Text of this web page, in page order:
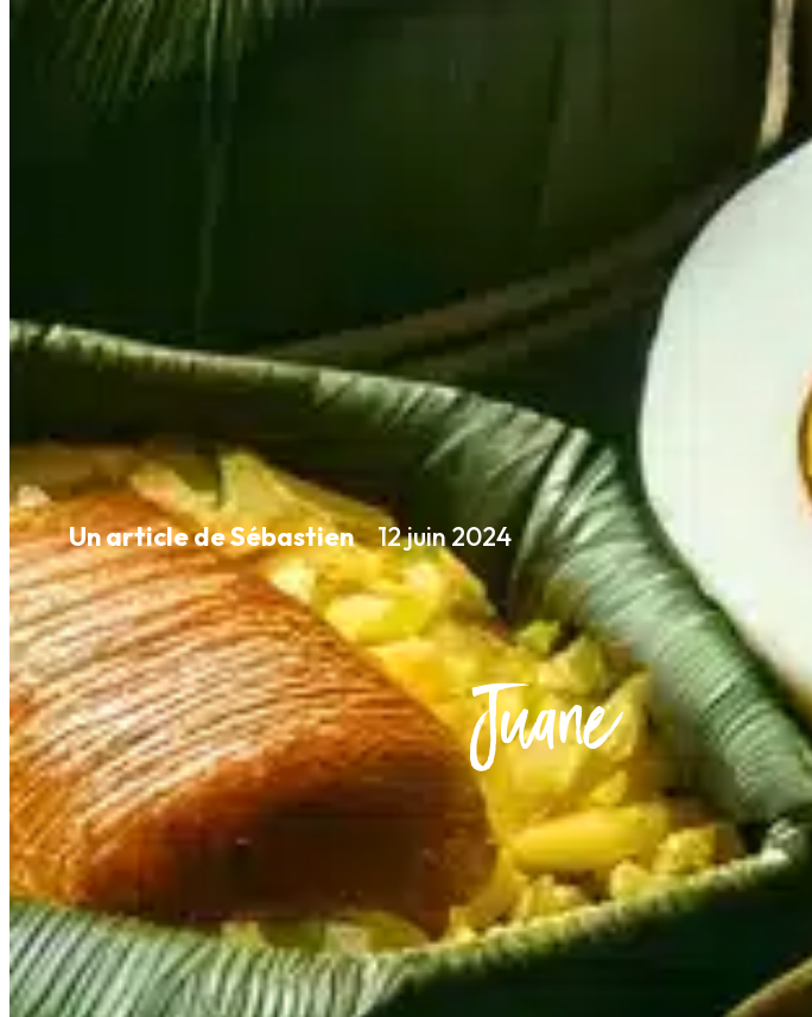
Un article de Sébastien 12 juin 2024
Juane